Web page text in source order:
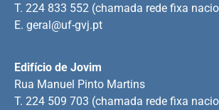
Edifício de Jovim
Rua Manuel Pinto Martins
T. 224 509 703 (chamada rede fixa
T. 224 833 552 (chamada rede fixa
E. geral@uf-gvj.pt